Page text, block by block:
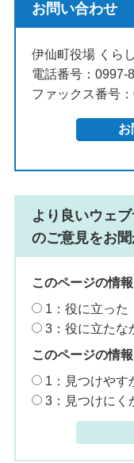
お問い合わせ
伊仙町役場 くら
電話番号：0997-
ファックス番号
より良いウェ
のご意見をお
このページの情
1：役に立った
3：役に立たな
このページの情
1：見つけやす
3：見つけにく